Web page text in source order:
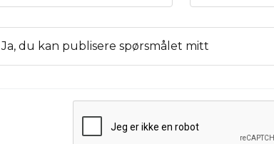
Ja, du kan publisere spørsmålet mitt